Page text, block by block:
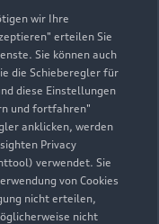
wir Ihre
erteilen Sie
Sie können auch
die Schieberegler für
diese Einstellungen
und fortfahren"
anklicken, werden
Privacy
verwendet. Sie
von Cookies
nicht erteilen,
nicht